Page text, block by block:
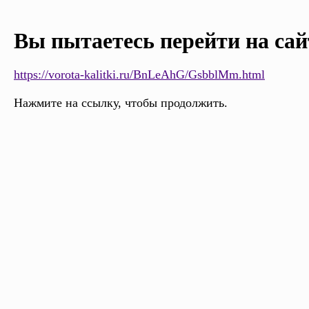
Вы пытаетесь перейти на
https://vorota-kalitki.ru/BnLeAhG/GsbblMm.html
Нажмите на ссылку, чтобы продолжить.